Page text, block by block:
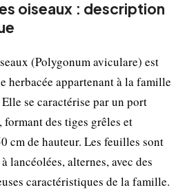
oiseaux : description
(Polygonum aviculare) est
herbacée appartenant à la famille
se caractérise par un port
formant des tiges grêles et
cm de hauteur. Les feuilles sont
lancéolées, alternes, avec des
caractéristiques de la famille.